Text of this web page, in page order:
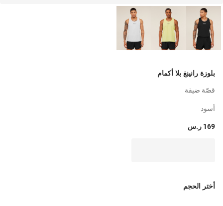
بلوزة رانينغ بلا أكمام
قصّة ضيقة
أسود
169 ر.س
أختر الحجم